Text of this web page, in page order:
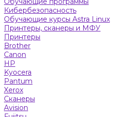
Кибербезопасность
Обучающие курсы Astra Linux
Принтеры, сканеры и МФУ
Принтеры
Brother
Canon
HP
Kyocera
Pantum
Xerox
Сканеры
Avision